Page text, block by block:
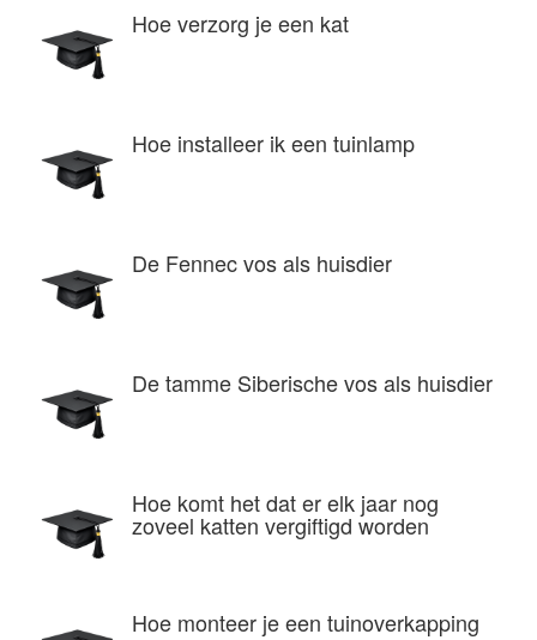
Hoe verzorg je een kat
Hoe installeer ik een tuinlamp
De Fennec vos als huisdier
De tamme Siberische vos als huisdier
Hoe komt het dat er elk jaar nog
zoveel katten vergiftigd worden
Hoe monteer je een tuinoverkapping